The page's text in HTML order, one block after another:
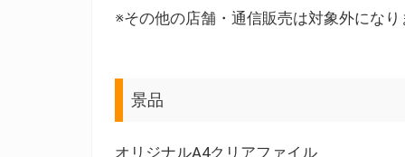
※その他の店舗・通信販売は対象外になり
景品
オリジナルA4クリアファイル